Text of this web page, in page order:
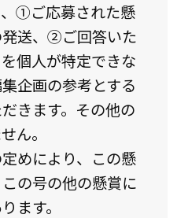
①ご応募された懸
送、②ご回答いた
個人が特定できな
企画の参考とする
きます。その他の
ん。
めにより、この懸
の号の他の懸賞に
ます。